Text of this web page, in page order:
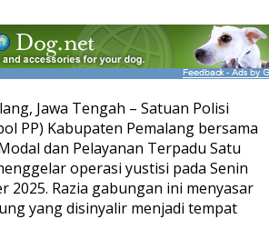
Jawa Tengah – Satuan Polisi
PP) Kabupaten Pemalang bersama
dan Pelayanan Terpadu Satu
operasi yustisi pada Senin
2025. Razia gabungan ini menyasar
yang disinyalir menjadi tempat